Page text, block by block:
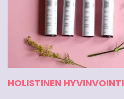
HOLISTINEN HYVINVOINTI